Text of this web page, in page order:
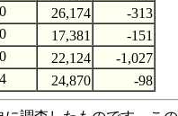
26,174
-313
17,381
-151
22,124
-1,027
24,870 -98